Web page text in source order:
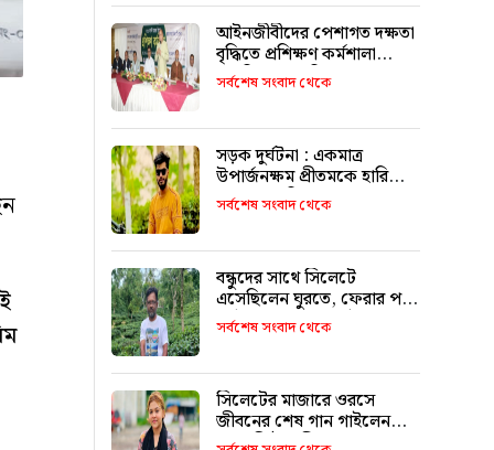
আইনজীবীদের পেশাগত দক্ষতা
বৃদ্ধিতে প্রশিক্ষণ কর্মশালা
অপরিহার্য: এমপি এমরান
আহমদ চৌধুরী
সর্বশেষ সংবাদ থেকে
সড়ক দুর্ঘটনা : একমাত্র
উপার্জনক্ষম প্রীতমকে হারিয়ে
বাকরুদ্ধ পরিবার
সর্বশেষ সংবাদ থেকে
বন্ধুদের সাথে সিলেটে
এসেছিলেন ঘুরতে, ফেরার পথে
দুর্ঘটনায় মারা যান সাইফুল
সর্বশেষ সংবাদ থেকে
সিলেটের মাজারে ওরসে
জীবনের শেষ গান গাইলেন
পেহেলি ভৈরবী